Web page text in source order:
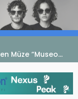
Müze “Museo